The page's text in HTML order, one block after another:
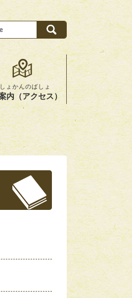
ょかんのばしょ
内（アクセス）